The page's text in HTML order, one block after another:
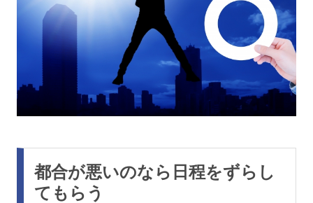
都合が悪いのなら日程をずらし
てもらう